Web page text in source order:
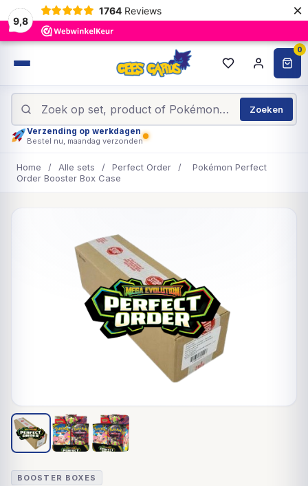
9,8
1764 Reviews ×
0
Zoeken
Verzending op werkdagen
Bestel nu, maandag verzonden
Home / Alle sets / Perfect Order /
Pokémon Perfect
Order Booster Box Case
BOOSTER BOXES